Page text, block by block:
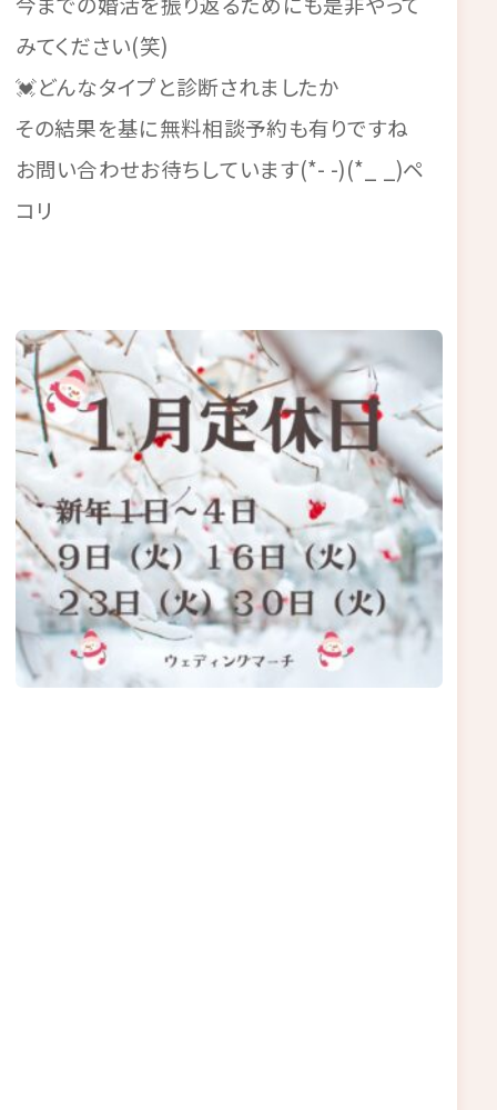
みてください(笑)
💓どんなタイプと診断されましたか
その結果を基に無料相談予約も有りですね
お問い合わせお待ちしています(*- -)(*_ _)ペ
コリ